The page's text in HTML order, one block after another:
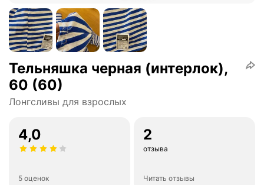
Тельняшка черная (интерлок),
60 (60)
Лонгсливы для взрослых
4,0
5 оценок
2
отзыва
Читать отзывы